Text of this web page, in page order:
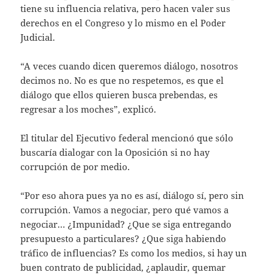
tiene su influencia relativa, pero hacen valer sus
derechos en el Congreso y lo mismo en el Poder
Judicial.
“A veces cuando dicen queremos diálogo, nosotros
decimos no. No es que no respetemos, es que el
diálogo que ellos quieren busca prebendas, es
regresar a los moches”, explicó.
El titular del Ejecutivo federal mencionó que sólo
buscaría dialogar con la Oposición si no hay
corrupción de por medio.
“Por eso ahora pues ya no es así, diálogo sí, pero sin
corrupción. Vamos a negociar, pero qué vamos a
negociar… ¿Impunidad? ¿Que se siga entregando
presupuesto a particulares? ¿Que siga habiendo
tráfico de influencias? Es como los medios, si hay un
buen contrato de publicidad, ¿aplaudir, quemar